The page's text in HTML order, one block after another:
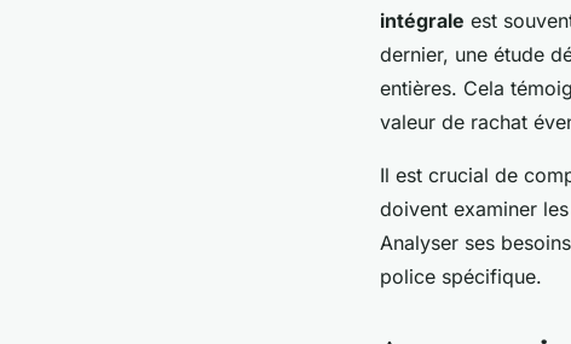
intégrale est
dernier, une étude
entières. Cela
valeur de rachat
Il est crucial de
doivent examiner
Analyser ses
police spécifique.